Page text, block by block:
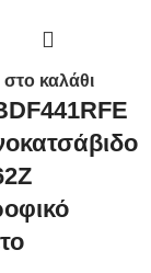
καλάθι